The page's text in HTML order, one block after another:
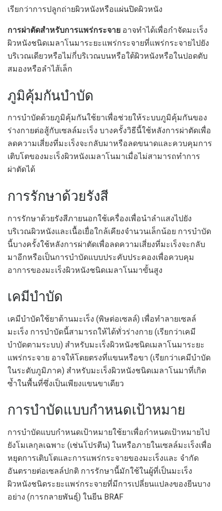
เรียกว่าการปลูกถ่ายผิวหนังหรือแผ่นปิดผิวหนัง
การผ่าตัดสำหรับการแพร่กระจาย อาจทำได้เพื่อกำจัดมะเร็ง
ผิวหนังชนิดเมลาโนมาระยะแพร่กระจายที่แพร่กระจายไปยัง
บริเวณเดียวหรือไม่กี่บริเวณบนหรือใต้ผิวหนังหรือในปอดตับ
สมองหรือลำไส้เล็ก
ภูมิคุ้มกันบำบัด
การบำบัดด้วยภูมิคุ้มกันใช้ยาเพื่อช่วยให้ระบบภูมิคุ้มกันของ
ร่างกายต่อสู้กับเซลล์มะเร็ง บางครั้งวิธีนี้ใช้หลังการผ่าตัดเพื่อ
ลดความเสี่ยงที่มะเร็งจะกลับมาหรือลดขนาดและควบคุมการ
เติบโตของมะเร็งผิวหนังเมลาโนมาเมื่อไม่สามารถทำการ
ผ่าตัดได้
การรักษาด้วยรังสี
การรักษาด้วยรังสีภายนอกใช้เครื่องเพื่อนำลำแสงไปยัง
บริเวณผิวหนังและเนื้อเยื่อใกล้เคียงจำนวนเล็กน้อย การบำบัด
นี้บางครั้งใช้หลังการผ่าตัดเพื่อลดความเสี่ยงที่มะเร็งจะกลับ
มาอีกหรือเป็นการบำบัดแบบประคับประคองเพื่อควบคุม
อาการของมะเร็งผิวหนังชนิดเมลาโนมาขั้นสูง
เคมีบำบัด
เคมีบำบัดใช้ยาต้านมะเร็ง (พิษต่อเซลล์) เพื่อทำลายเซลล์
มะเร็ง การบำบัดนี้สามารถให้ได้ทั่วร่างกาย (เรียกว่าเคมี
บำบัดตามระบบ) สำหรับมะเร็งผิวหนังชนิดเมลาโนมาระยะ
แพร่กระจาย อาจให้โดยตรงที่แขนหรือขา (เรียกว่าเคมีบำบัด
ในระดับภูมิภาค) สำหรับมะเร็งผิวหนังชนิดเมลาโนมาที่เกิด
ซ้ำในพื้นที่ซึ่งเป็นเพียงแขนขาเดียว
การบำบัดแบบกำหนดเป้าหมาย
การบำบัดแบบกำหนดเป้าหมายใช้ยาเพื่อกำหนดเป้าหมายไป
ยังโมเลกุลเฉพาะ (เช่นโปรตีน) ในหรือภายในเซลล์มะเร็งเพื่อ
หยุดการเติบโตและการแพร่กระจายของมะเร็งและ จำกัด
อันตรายต่อเซลล์ปกติ การรักษานี้มักใช้ในผู้ที่เป็นมะเร็ง
ผิวหนังชนิดระยะแพร่กระจายที่มีการเปลี่ยนแปลงของยีนบาง
อย่าง (การกลายพันธุ์) ในยีน BRAF